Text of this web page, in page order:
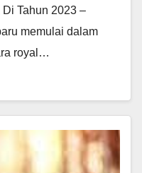
Tahun 2023 –
memulai dalam
royal…